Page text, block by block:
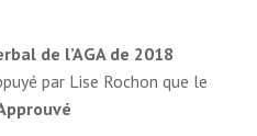
de l’AGA de 2018
par Lise Rochon que le